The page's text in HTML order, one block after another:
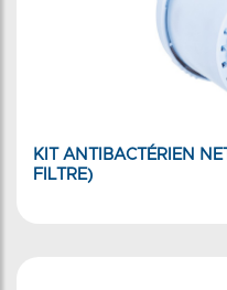
KIT ANTIBACTÉRIEN
FILTRE)